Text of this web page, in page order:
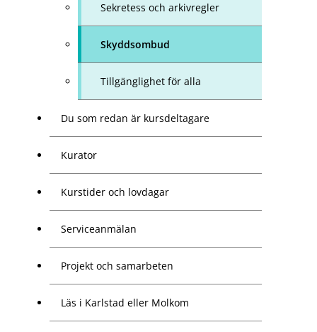
Sekretess och arkivregler
Skyddsombud
Tillgänglighet för alla
Du som redan är kursdeltagare
Kurator
Kurstider och lovdagar
Serviceanmälan
Projekt och samarbeten
Läs i Karlstad eller Molkom